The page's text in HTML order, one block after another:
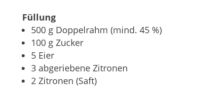
Füllung
500 g Doppelrahm (mind. 45 %)
100 g Zucker
5 Eier
3 abgeriebene Zitronen
2 Zitronen (Saft)